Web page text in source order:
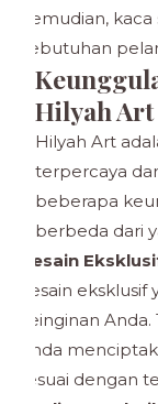
Kemudian,
kebutuhan
Hilyah Art
Hilyah Art
terpercaya
beberapa
berbeda dari
Desain
desain
keinginan
Anda
sesuai dengan